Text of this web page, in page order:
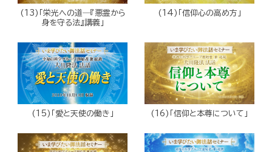
(13)「栄光への道―『悪霊から
身を守る法』講義」
(14)「信仰心の高め方」
(15)「愛と天使の働き」 (16)「信仰と本尊について」